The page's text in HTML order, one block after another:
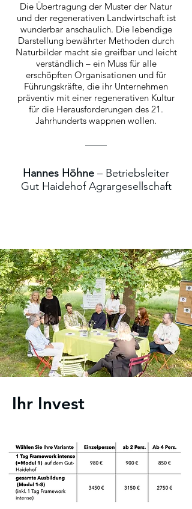
Die Übertragung der Muster der Natur
und der regenerativen Landwirtschaft ist
wunderbar anschaulich. Die lebendige
Darstellung bewährter Methoden durch
Naturbilder macht sie greifbar und leicht
verständlich – ein Muss für alle
erschöpften Organisationen und für
Führungskräfte, die ihr Unternehmen
präventiv mit einer regenerativen Kultur
für die Herausforderungen des 21.
Jahrhunderts wappnen wollen.
Hannes Höhne – Betriebsleiter
Gut Haidehof Agrargesellschaft
Ihr Invest